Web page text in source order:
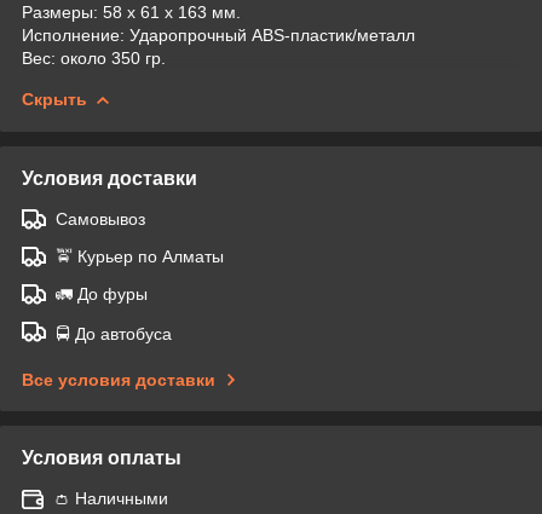
Размеры: 58 x 61 x 163 мм.
Исполнение: Ударопрочный ABS-пластик/металл
Вес: около 350 гр.
Скрыть
Условия доставки
Самовывоз
🚖 Курьер по Алматы
🚛 До фуры
🚍 До автобуса
Все условия доставки
Условия оплаты
👛 Наличными